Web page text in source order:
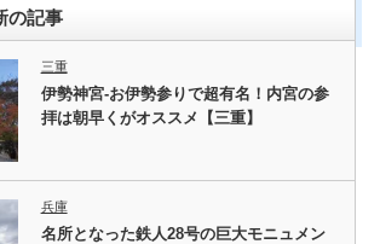
の記事
三重
伊勢神宮-お伊勢参りで超有名！内宮の参
拝は朝早くがオススメ【三重】
兵庫
名所となった鉄人28号の巨大モニュメン